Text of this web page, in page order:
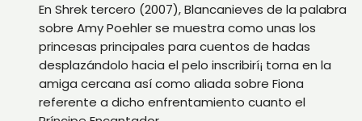
En Shrek tercero (2007), Blancanieves de la palabra
sobre Amy Poehler se muestra como unas los
princesas principales para cuentos de hadas
desplazándolo hacia el pelo inscribirí¡ torna en la
amiga cercana así­ como aliada sobre Fiona
referente a dicho enfrentamiento cuanto el